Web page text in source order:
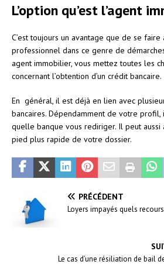
L’option qu’est l’agent
C’est toujours un avantage que de se faire
professionnel dans ce genre de
agent immobilier, vous mettez toutes les
concernant l’obtention d’un crédit bancaire.
En général, il est déjà en lien avec
bancaires. Dépendamment de votre profil,
quelle banque vous rediriger. Il peut aussi
pied plus rapide de votre dossier.
PRÉCÉDENT
Loyers impayés quels
Le cas d’une résiliation de bail